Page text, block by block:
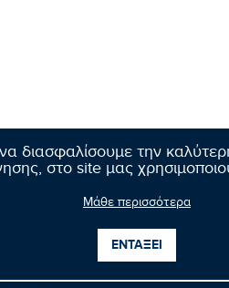
διασφαλίσουμε την
στο site μας
Μάθε περισσότερα
ΕΝΤΑΞΕΙ